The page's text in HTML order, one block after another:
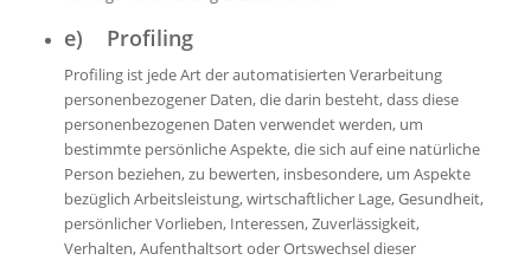
e) Profiling
Profiling ist jede Art der automatisierten Verarbeitung
personenbezogener Daten, die darin besteht, dass diese
personenbezogenen Daten verwendet werden, um
bestimmte persönliche Aspekte, die sich auf eine natürliche
Person beziehen, zu bewerten, insbesondere, um Aspekte
bezüglich Arbeitsleistung, wirtschaftlicher Lage, Gesundheit,
persönlicher Vorlieben, Interessen, Zuverlässigkeit,
Verhalten, Aufenthaltsort oder Ortswechsel dieser